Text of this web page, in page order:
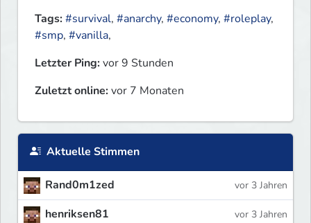
Tags:#survival, #anarchy, #economy, #roleplay,
#smp, #vanilla,
Letzter Ping:vor 9 Stunden
Zuletzt online:vor 7 Monaten
Aktuelle Stimmen
Rand0m1zed vor 3 Jahren
henriksen81 vor 3 Jahren